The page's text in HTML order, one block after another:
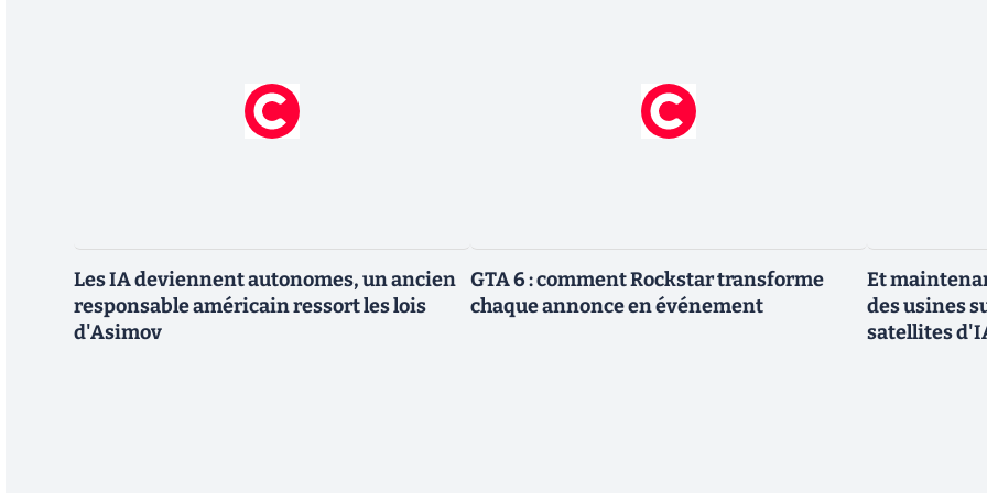
Les IA deviennent autonomes, un ancien
responsable américain ressort les lois
d'Asimov
GTA 6 : comment Rockstar transforme
chaque annonce en événement
Et
des usines
satellites